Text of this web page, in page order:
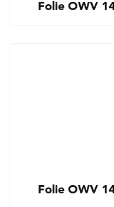
Folie OWV
Folie OWV